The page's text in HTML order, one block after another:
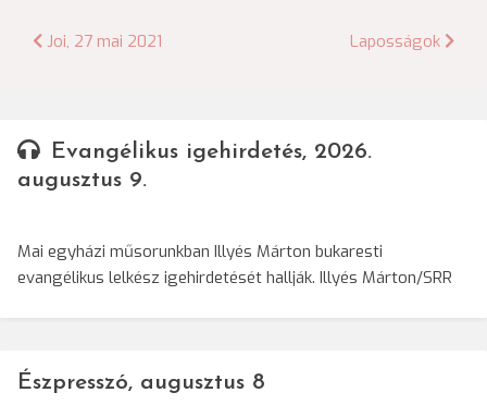
Bejegyzés
Joi, 27 mai 2021 Laposságok
Evangélikus igehirdetés, 2026.
augusztus 9.
Mai egyházi műsorunkban Illyés Márton bukaresti
evangélikus lelkész igehirdetését hallják. Illyés Márton/SRR
Észpresszó, augusztus 8